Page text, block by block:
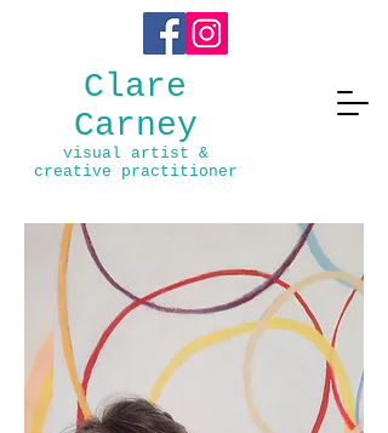
Clare
Carney
visual artist &
creative practitioner